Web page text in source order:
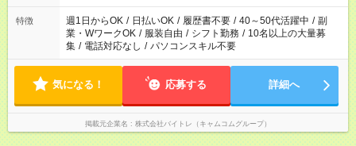
特徴 週1日からOK / 日払いOK / 履歴書不要 / 40～50代活躍中 / 副
業・WワークOK / 服装自由 / シフト勤務 / 10名以上の大量募
集 / 電話対応なし / パソコンスキル不要
気になる！ 応募する 詳細へ
掲載元企業名 株式会社バイトレ（キャムコムグループ）